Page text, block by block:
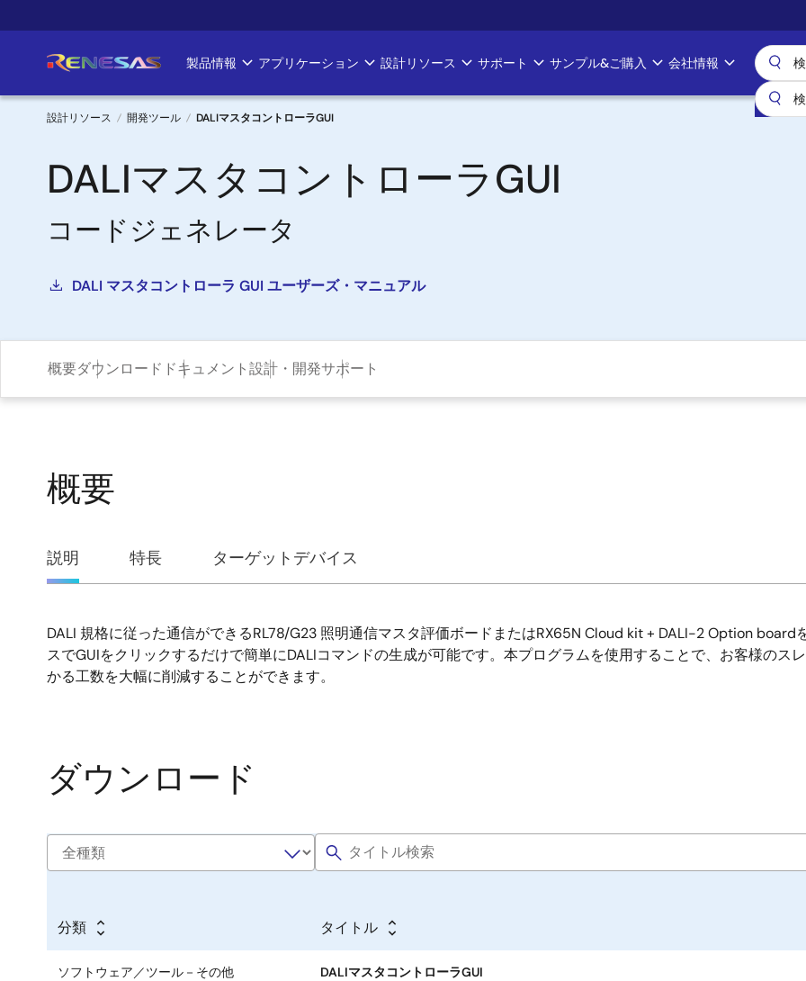
イ
ン
Main
navigation
製品情報 アプリケーション 設計リソース サポート サンプル&ご購入 会社情報
パ
ン
く
ず
設計リソース 開発ツール DALIマスタコントローラGUI
DALIマスタコントローラGUI
コードジェネレータ
DALI マスタコントローラ GUI ユーザーズ・マニュアル
概要ダウンロード ドキュメント設計・開発サポート
概要
概
説明 特長 ターゲットデバイス
説
明
DALI 規格に従った通信ができるRL78/G23 照明通信マスタ評価ボードまたはRX65N Cloud kit + DALI-2 Option
スでGUIをクリックするだけで簡単にDALIコマンドの生成が可能です。本プログラムを使用することで、お客様のス
かる工数を大幅に削減することができます。
ダウンロード
分類 タイトル
ソフトウェア／ツール－その他
DALIマスタコントローラGUI